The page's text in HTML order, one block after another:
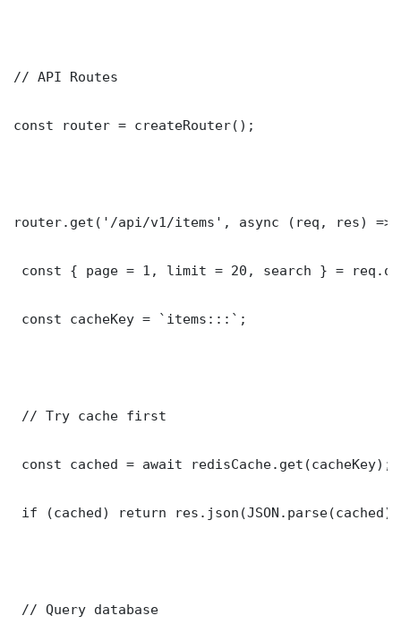
// API Routes
const router = createRouter();
router.get('/api/v1/items', async (req, res) =>
const { page = 1, limit = 20, search } =
const cacheKey = `items:::`;
// Try cache first
const cached = await redisCache.get(cacheKey);
if (cached) return
// Query database